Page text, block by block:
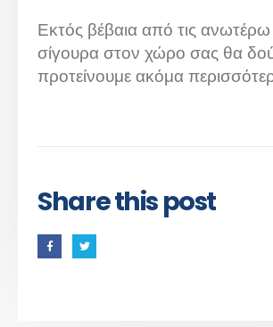
Εκτός βέβαια από τις ανωτέρω
σίγουρα στον χώρο σας θα
προτείνουμε ακόμα
Share this post